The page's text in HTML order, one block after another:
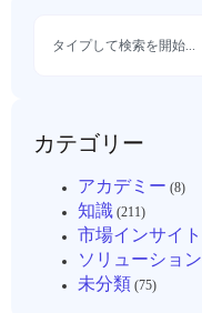
カテゴリー
アカデミー (8)
知識 (211)
市場インサイト
ソリューション
未分類 (75)